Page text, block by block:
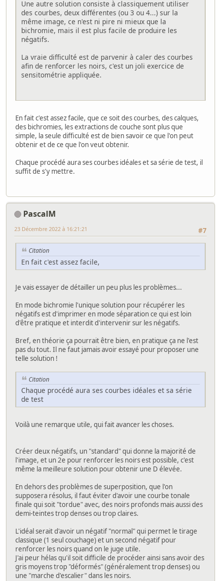
Une autre solution consiste à classiquement utiliser
des courbes, deux différentes (ou 3 ou 4...) sur la
même image, ce n'est ni pire ni mieux que la
bichromie, mais il est plus facile de produire les
négatifs.
La vraie difficulté est de parvenir à caler des courbes
afin de renforcer les noirs, c'est un joli exercice de
sensitométrie appliquée.
En fait c'est assez facile, que ce soit des courbes, des calques,
des bichromies, les extractions de couche sont plus que
simple, la seule difficulté est de bien savoir ce que l'on peut
obtenir et de ce que l'on veut obtenir.
Chaque procédé aura ses courbes idéales et sa série de test, il
suffit de s'y mettre.
PascalM
#7
23 Décembre 2022 à 16:21:21
Citation
En fait c'est assez facile,
Je vais essayer de détailler un peu plus les problèmes...
En mode bichromie l'unique solution pour récupérer les
négatifs est d'imprimer en mode séparation ce qui est loin
d'être pratique et interdit d'intervenir sur les négatifs.
Bref, en théorie ça pourrait être bien, en pratique ça ne l'est
pas du tout. Il ne faut jamais avoir essayé pour proposer une
telle solution !
Citation
Chaque procédé aura ses courbes idéales et sa série
de test
Voilà une remarque utile, qui fait avancer les choses.
Créer deux négatifs, un "standard" qui donne la majorité de
l'image, et un 2e pour renforcer les noirs est possible, c'est
même la meilleure solution pour obtenir une D élevée.
En dehors des problèmes de superposition, que l'on
supposera résolus, il faut éviter d'avoir une courbe tonale
finale qui soit "tordue" avec, des noirs profonds mais aussi des
demi-teintes trop denses ou trop claires.
L'idéal serait d'avoir un négatif "normal" qui permet le tirage
classique (1 seul couchage) et un second négatif pour
renforcer les noirs quand on le juge utile.
J'ai peur hélas qu'il soit difficile de procéder ainsi sans avoir des
gris moyens trop "déformés" (généralement trop denses) ou
une "marche d'escalier" dans les noirs.